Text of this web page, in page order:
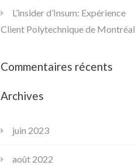
L’insider d’Insum: Expérience
Client Polytechnique de Montréal
Commentaires récents
Archives
juin 2023
août 2022